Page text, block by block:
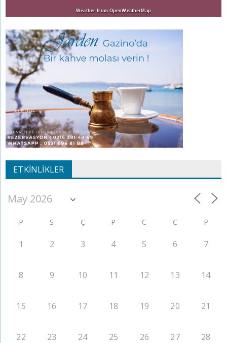
Weather from OpenWeatherMap
ETKINLIKLER
P S Ç P C C P
1 2 3 4 5 6 7
8 9 10 11 12 13 14
15 16 17 18 19 20 21
22 23 24 25 26 27 28